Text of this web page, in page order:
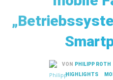
VON PHILIPP ROTH
HIGHLIGHTS